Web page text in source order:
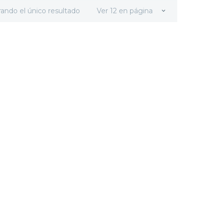
Ver 12 en página
el único resultado